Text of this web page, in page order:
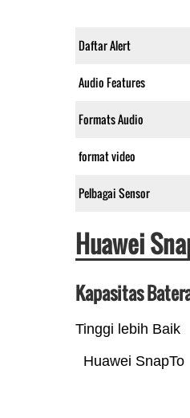
Daftar Alert
Audio Features
Formats Audio
format video
Pelbagai Sensor
Huawei
Kapasitas
Tinggi lebih Baik
Huawei SnapTo